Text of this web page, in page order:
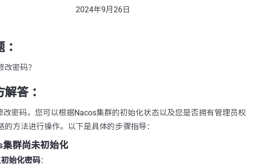
2024年9月26日
密码？
答 ：
改密码，您可以根据Nacos集群的初始化状态以及您是否拥有管理员权
的方法进行操作。以下是具体的步骤指导：
集群尚未初始化
始化密码：